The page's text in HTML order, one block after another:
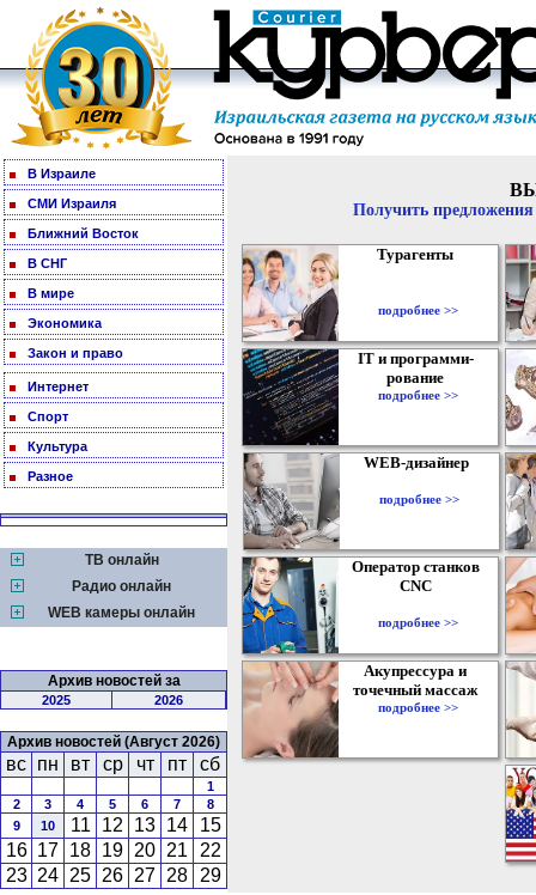
В Израиле
СМИ Израиля
Ближний Восток
В СНГ
В мире
Экономика
Закон и право
Интернет
Спорт
Культура
Разное
ТВ онлайн
Радио онлайн
WEB камеры онлайн
Архив новостей за
2025 2026
Архив новостей (Август 2026)
вс пн вт ср чт пт сб
1
2
3 4 5 6 7
8
9
10 11 12 13 14
15
16 17 18 19 20 21
22
23 24 25 26 27 28 29
Получить
Турагенты
подробнее >>
IT и программи-
рование
подробнее >>
WEB-дизайнер
подробнее >>
Оператор станков
CNC
подробнее >>
Акупрессура и
точечный массаж
подробнее >>